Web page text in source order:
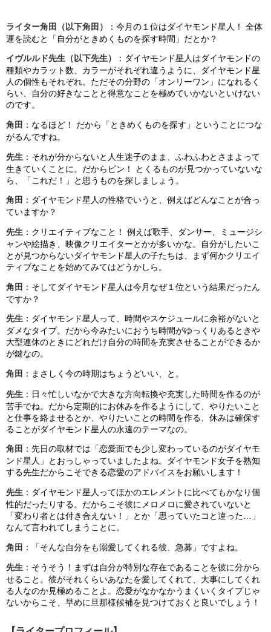
ライター角田（以下角田）
：今月の１位はダイヤモンド星人！ 全体
運を読むと「自分がときめくものを探す時間」だとか？
イヴルルド先生（以下先生）
：ダイヤモンド星人はダイヤモンドの
種類やカラット数、カラーがそれぞれ違うように、ダイヤモンド星
人の個性もそれぞれ。ただその分野の「オンリーワン」になれるく
らい、自分の好きなことと得意なことを極めていかないといけない
のです。
角田 ：なるほど！ だから「ときめくものを探す」ということにつな
がるんですね。
先生 ：それが分からないと人生迷子のまま、ふわふわとさまよって
生きていくことに。だからピン！ とくるものが見つかっていないな
ら、「これだ！」と思うものを探しましょう。
角田 ：ダイヤモンド星人の性格でいうと、例えばどんなことが合っ
ていますか？
先生 ：クリエイティブなこと！ 例えば歌手、ダンサー、ミュージシ
ャンや絵描き、映像クリエイターとかが多いかな。自分がしたいこ
とが見つからないダイヤモンド星人の子たちは、まず何かクリエイ
ティブなことを始めてみてはどうかしら。
角田 ：そしてダイヤモンド星人は今月なぜ１位という結果だったん
ですか？
先生 ：ダイヤモンド星人って、時間やスケジュールに余裕がないと
ダメなタイプ。だから今みたいにおうち時間がゆっくりあるときや
大型連休のときにどれだけ自分の時間を充実させることができるか
が鍵なの。
角田 ：まさしく今の時期はちょうどいい、と。
先生 ：日々忙しいなかで大きな方向転換や充実した時間を作るのが
苦手でね。だから定期的にお休みを作るようにして、やりたいこと
と仕事を絡ませるとか、やりたいことの時間を作る、休みは確保す
ることがダイヤモンド星人の永遠のテーマなの。
角田 ：先日の取材では「恋愛面でも少し変わっているのがダイヤモ
ンド星人」とおっしゃっていましたよね。ダイヤモンド女子を熟知
する先生だからこそできる恋愛のアドバイスをお願いします！
先生 ：ダイヤモンド星人ってほかのエレメントに比べてもかなり個
性的だったりする。だからこそ彼にメロメロに愛されていないと
「変わり者とは付き合えない！」とか「思っていたコと違った…」
なんて言われてしまうことに。
角田 ：「そんな自分をも溺愛してくれる彼、急募」ですよね。
先生 ：そうそう！まずは自分が特別な存在であることを彼に分から
せること。彼がそれくらいあなたを愛してくれて、大事にしてくれ
る人なのか見極めることよ。恋愛がなかなかうまくいくタイプじゃ
ないからこそ、早めに旦那様候補を見つけておくと良いでしょう！